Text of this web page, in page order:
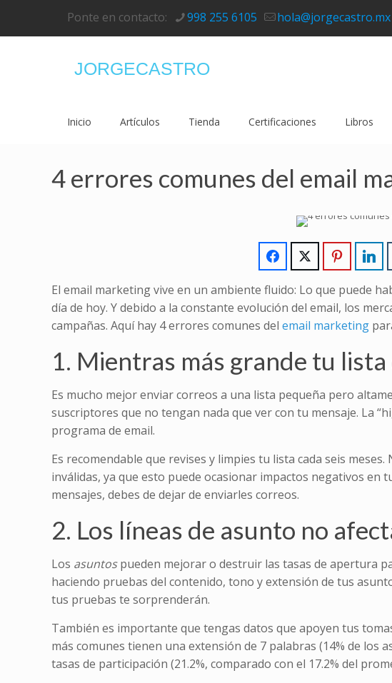
Ponte en contacto: 998 255 6105 hola@jorgecastro.mx
JORGECASTRO
Inicio Artículos Tienda Certificaciones Libros
4 errores comunes del email
El email marketing vive en un ambiente fluido: Lo que puede
día de hoy. Y debido a la constante evolución del email, los
campañas. Aquí hay 4 errores comunes del email marketing
1. Mientras más grande tu lista
Es mucho mejor enviar correos a una lista pequeña pero
suscriptores que no tengan nada que ver con tu mensaje. La
programa de email.
Es recomendable que revises y limpies tu lista cada seis
inválidas, ya que esto puede ocasionar impactos negativos en
mensajes, debes de dejar de enviarles correos.
2. Los líneas de asunto no
Los asuntospueden mejorar o destruir las tasas de apertura
haciendo pruebas del contenido, tono y extensión de tus
tus pruebas te sorprenderán.
También es importante que tengas datos que apoyen tus
más comunes tienen una extensión de 7 palabras (14% de los
tasas de participación (21.2%, comparado con el 17.2% del